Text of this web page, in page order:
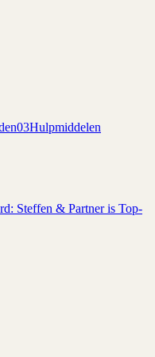
03Hulpmiddelen
Steffen & Partner is Top-